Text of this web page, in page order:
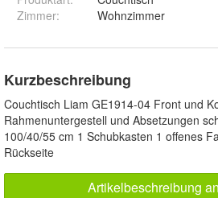
Zimmer: Wohnzimmer
Kurzbeschreibung
Couchtisch Liam GE1914-04 Front und
Rahmenuntergestell und Absetzungen
100/40/55 cm 1 Schubkasten 1 offenes
Rückseite
Artikelbeschreibung